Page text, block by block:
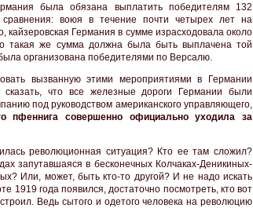
была обязана выплатить победителям 132
воюя в течение почти четырех лет на
кайзеровская Германия в сумме израсходовала около
такая же сумма должна была быть выплачена той
организована победителями по Версалю.
вызванную этими мероприятиями в Германии
сказать, что все железные дороги Германии были
под руководством американского управляющего,
пфеннига совершенно официально уходила за
революционная ситуация? Кто ее там сложил?
запутавшаяся в бесконечных Колчаках-Деникиных-
Или, может, быть кто-то другой? И не надо искать
1919 года появился, достаточно посмотреть, кто вот
Ведь сытого и одетого человека на революцию